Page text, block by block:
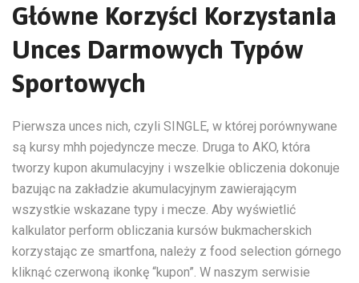
Główne Korzyści Korzystania
Unces Darmowych Typów
Sportowych
Pierwsza unces nich, czyli SINGLE, w której porównywane
są kursy mhh pojedyncze mecze. Druga to AKO, która
tworzy kupon akumulacyjny i wszelkie obliczenia dokonuje
bazując na zakładzie akumulacyjnym zawierającym
wszystkie wskazane typy i mecze. Aby wyświetlić
kalkulator perform obliczania kursów bukmacherskich
korzystając ze smartfona, należy z food selection górnego
kliknąć czerwoną ikonkę “kupon”. W naszym serwisie